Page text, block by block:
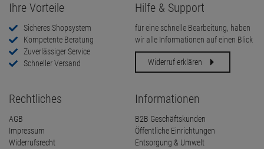
Ihre Vorteile
Sicheres Shopsystem
Kompetente Beratung
Zuverlässiger Service
Schneller Versand
Hilfe & Support
für eine schnelle Bearbeitung, haben
wir alle Informationen auf einen Blick
Widerruf erklären
Rechtliches
AGB
Impressum
Widerrufsrecht
Informationen
B2B Geschäftskunden
Öffentliche Einrichtungen
Entsorgung & Umwelt